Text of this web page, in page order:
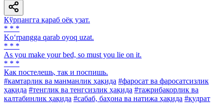
Кўрпангга қараб оёқ узат.
* * *
Ko‘rpangga qarab oyoq uzat.
* * *
As you make your bed, so must you lie on it.
* * *
Как постелешь, так и поспишь.
#камтарлик ва манманлик ҳақида #фаросат ва фаросатсизлик
ҳақида #тенглик ва тенгсизлик ҳақида #тажрибакорлик ва
калтабинлик ҳақида #сабаб, баҳона ва натижа ҳақида #қудрат